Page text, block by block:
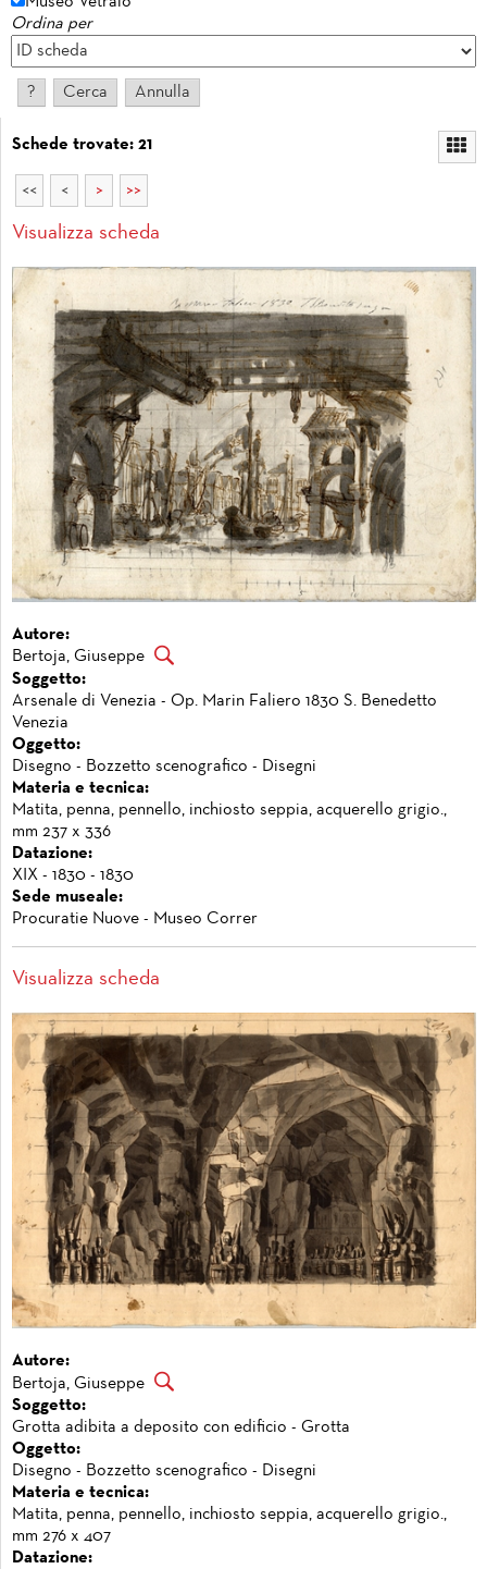
Ordina per
Schede trovate: 21
<< < > >>
Visualizza scheda
Autore:
Bertoja, Giuseppe
Soggetto:
Arsenale di Venezia - Op. Marin Faliero 1830 S. Benedetto
Venezia
Oggetto:
Disegno - Bozzetto scenografico - Disegni
Materia e tecnica:
Matita, penna, pennello, inchiosto seppia, acquerello grigio.,
mm 237 x 336
Datazione:
XIX - 1830 - 1830
Sede museale:
Procuratie Nuove - Museo Correr
Visualizza scheda
Autore:
Bertoja, Giuseppe
Soggetto:
Grotta adibita a deposito con edificio - Grotta
Oggetto:
Disegno - Bozzetto scenografico - Disegni
Materia e tecnica:
Matita, penna, pennello, inchiosto seppia, acquerello grigio.,
mm 276 x 407
Datazione: